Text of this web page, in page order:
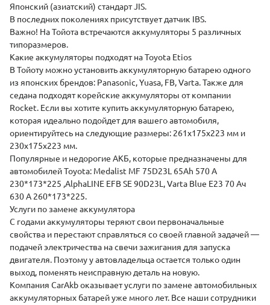
Японский (азиатский) стандарт JIS.
В последних поколениях присутствует датчик IBS.
Важно! На Тойота встречаются аккумуляторы 5 различных
типоразмеров.
Какие аккумуляторы подходят на Toyota Etios
В Тойоту можно установить аккумуляторную батарею одного
из японских брендов: Panasonic, Yuasa, FB, Varta. Также для
седана подходят корейские аккумуляторы от компании
Rocket. Если вы хотите купить аккумуляторную батарею,
которая идеально подойдет для вашего автомобиля,
ориентируйтесь на следующие размеры: 261х175х223 мм и
230х175х223 мм.
Популярные и недорогие АКБ, которые предназначены для
автомобилей Toyota: Medalist MF 75D23L 65Ah 570 A
230*173*225 ,AlphaLINE EFB SE 90D23L,Varta Blue E23 70 Ач
630 A 260*173*225.
Услуги по замене аккумулятора
С годами аккумуляторы теряют свои первоначальные
свойства и перестают справляться со своей главной задачей —
подачей электричества на свечи зажигания для запуска
двигателя. Поэтому у автовладельца остается только один
выход, поменять неисправную деталь на новую.
Компания CarAkb оказывает услуги по замене автомобильных
аккумуляторных батарей уже много лет. Все наши сотрудники